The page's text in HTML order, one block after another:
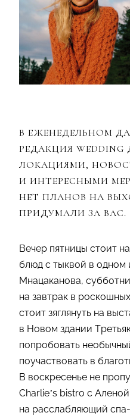
В ЕЖЕНЕДЕЛЬНОМ
РЕДАКЦИЯ
ЛОКАЦИЯМИ,
И ИНТЕРЕСНЫМИ
НЕТ ПЛАНОВ НА
ПРИДУМАЛИ ЗА ВАС.
Вечер пятницы стоит
блюд с тыквой в одном
Мнацаканова,
на завтрак в
стоит зяглянуть на
в Новом здании
попробовать
поучаствовать в
В воскресенье не
Charlie’s bistro с
на расслабляющий